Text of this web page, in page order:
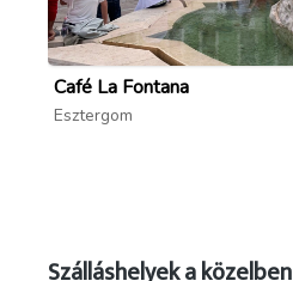
Café La Fontana
Esztergom